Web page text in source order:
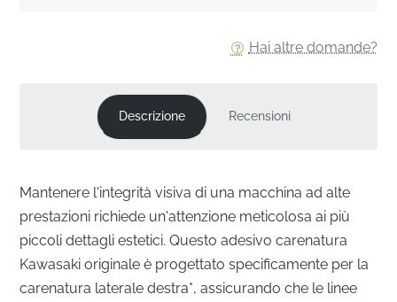
Hai altre domande?
Descrizione Recensioni
Mantenere l'integrità visiva di una macchina ad alte
prestazioni richiede un'attenzione meticolosa ai più
piccoli dettagli estetici. Questo adesivo carenatura
Kawasaki originale è progettato specificamente per la
carenatura laterale destra*, assicurando che le linee